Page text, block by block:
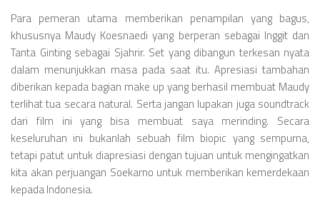
Para pemeran utama memberikan penampilan yang bagus,
khususnya Maudy Koesnaedi yang berperan sebagai Inggit dan
Tanta Ginting sebagai Sjahrir. Set yang dibangun terkesan nyata
dalam menunjukkan masa pada saat itu. Apresiasi tambahan
diberikan kepada bagian make up yang berhasil membuat Maudy
terlihat tua secara natural. Serta jangan lupakan juga soundtrack
dari film ini yang bisa membuat saya merinding. Secara
keseluruhan ini bukanlah sebuah film biopic yang sempurna,
tetapi patut untuk diapresiasi dengan tujuan untuk mengingatkan
kita akan perjuangan Soekarno untuk memberikan kemerdekaan
kepada Indonesia.